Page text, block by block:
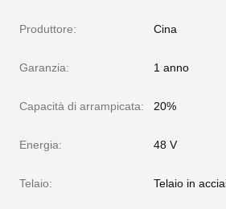
Produttore: Cina
Garanzia: 1 anno
Capacità di arrampicata: 20%
Energia: 48 V
Telaio: Telaio in